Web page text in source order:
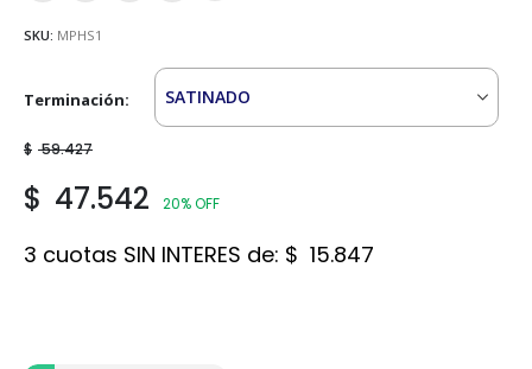
SKU: MPHS1
Terminación
$ 59.427
$ 47.542 20% OFF
3 cuotas SIN INTERES de: $ 15.847